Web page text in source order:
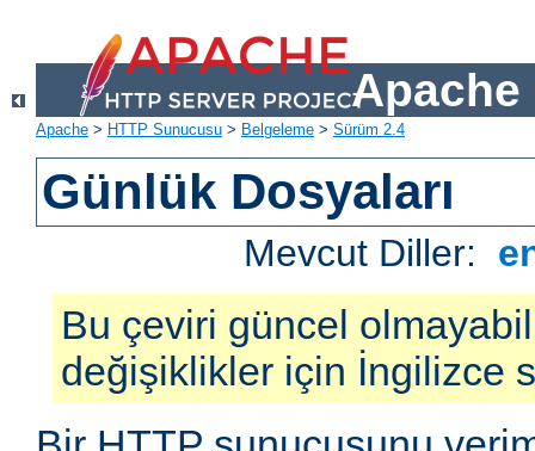
Apache
Apache > HTTP Sunucusu > Belgeleme > Sürüm 2.4
Günlük Dosyaları
Mevcut Diller:
Bu çeviri güncel
değişiklikler için İngilizce